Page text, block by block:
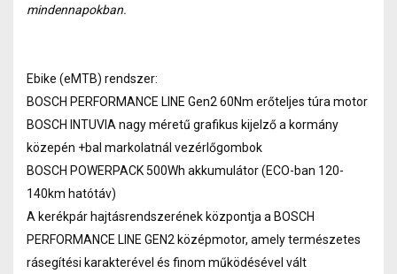
mindennapokban.
Ebike (eMTB) rendszer:
BOSCH PERFORMANCE LINE Gen2 60Nm erőteljes túra motor
BOSCH INTUVIA nagy méretű grafikus kijelző a kormány
közepén +bal markolatnál vezérlőgombok
BOSCH POWERPACK 500Wh akkumulátor (ECO-ban 120-
140km hatótáv)
A kerékpár hajtásrendszerének központja a BOSCH
PERFORMANCE LINE GEN2 középmotor, amely természetes
rásegítési karakterével és finom működésével vált